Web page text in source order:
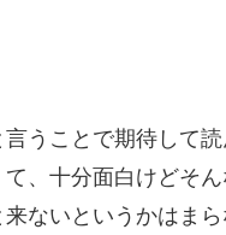
うことで期待して
、十分面白けどそ
ないというかはま